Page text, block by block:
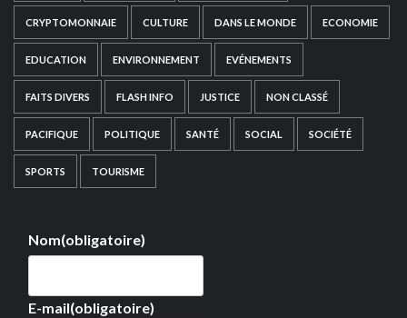
CRYPTOMONNAIE CULTURE DANS LE MONDE ECONOMIE
EDUCATION ENVIRONNEMENT EVÉNEMENTS
FAITS DIVERS FLASH INFO JUSTICE NON CLASSÉ
PACIFIQUE POLITIQUE SANTÉ SOCIAL SOCIÉTÉ
SPORTS TOURISME
Nom(obligatoire)
E-mail(obligatoire)